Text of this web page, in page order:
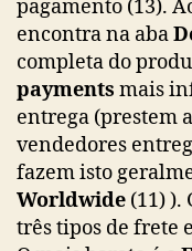
pagamento (13).
encontra na aba
completa do
payments mais
entrega (prestem
vendedores
fazem isto
Worldwide (11) ).
três tipos de frete